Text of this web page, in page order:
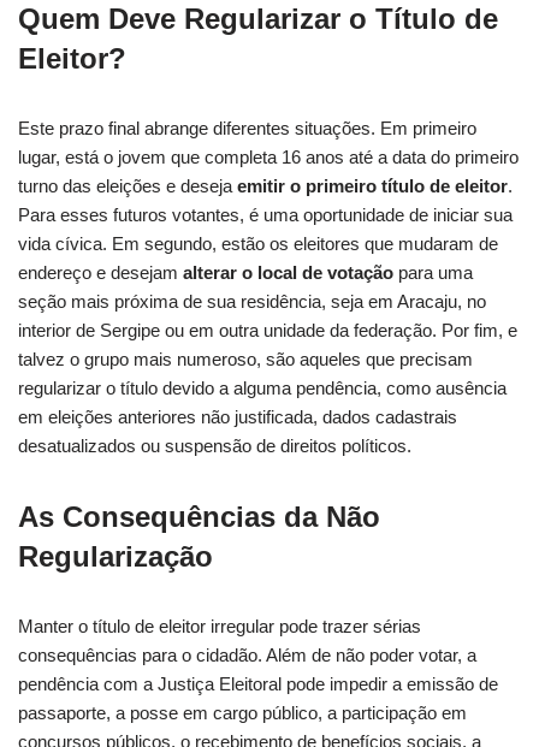
Quem Deve Regularizar o Título de
Eleitor?
Este prazo final abrange diferentes situações. Em primeiro
lugar, está o jovem que completa 16 anos até a data do primeiro
turno das eleições e deseja emitir o primeiro título de eleitor.
Para esses futuros votantes, é uma oportunidade de iniciar sua
vida cívica. Em segundo, estão os eleitores que mudaram de
endereço e desejam alterar o local de votação para uma
seção mais próxima de sua residência, seja em Aracaju, no
interior de Sergipe ou em outra unidade da federação. Por fim, e
talvez o grupo mais numeroso, são aqueles que precisam
regularizar o título devido a alguma pendência, como ausência
em eleições anteriores não justificada, dados cadastrais
desatualizados ou suspensão de direitos políticos.
As Consequências da Não
Regularização
Manter o título de eleitor irregular pode trazer sérias
consequências para o cidadão. Além de não poder votar, a
pendência com a Justiça Eleitoral pode impedir a emissão de
passaporte, a posse em cargo público, a participação em
concursos públicos, o recebimento de benefícios sociais, a